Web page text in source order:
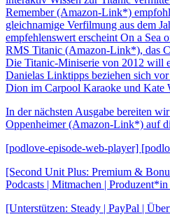
Remember (Amazon-Link*)
gleichnamige Verfilmung aus dem
empfehlenswert erscheint On a Sea
RMS Titanic (Amazon-Link*), das
Die Titanic-Miniserie von 2012 will
Danielas Linktipps beziehen sich
Dion im Carpool Karaoke und Kate
In der nächsten Ausgabe bereiten
Oppenheimer (Amazon-Link*) auf
[podlove-episode-web-player]
[Second Unit Plus: Premium &
Podcasts | Mitmachen |
[Unterstützen: Steady | PayPal |